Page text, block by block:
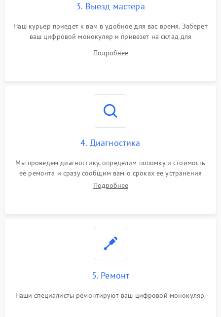
3. Выезд мастера
Наш курьер приедет к вам в удобное для вас время. Заберет
ваш цифровой монокуляр и привезет на склад для
Подробнее
4. Диагностика
Мы проведем диагностику, определим поломку и стоимость
ее ремонта и сразу сообщим вам о сроках ее устранения
Подробнее
5. Ремонт
Наши специалисты ремонтируют ваш цифровой монокуляр.